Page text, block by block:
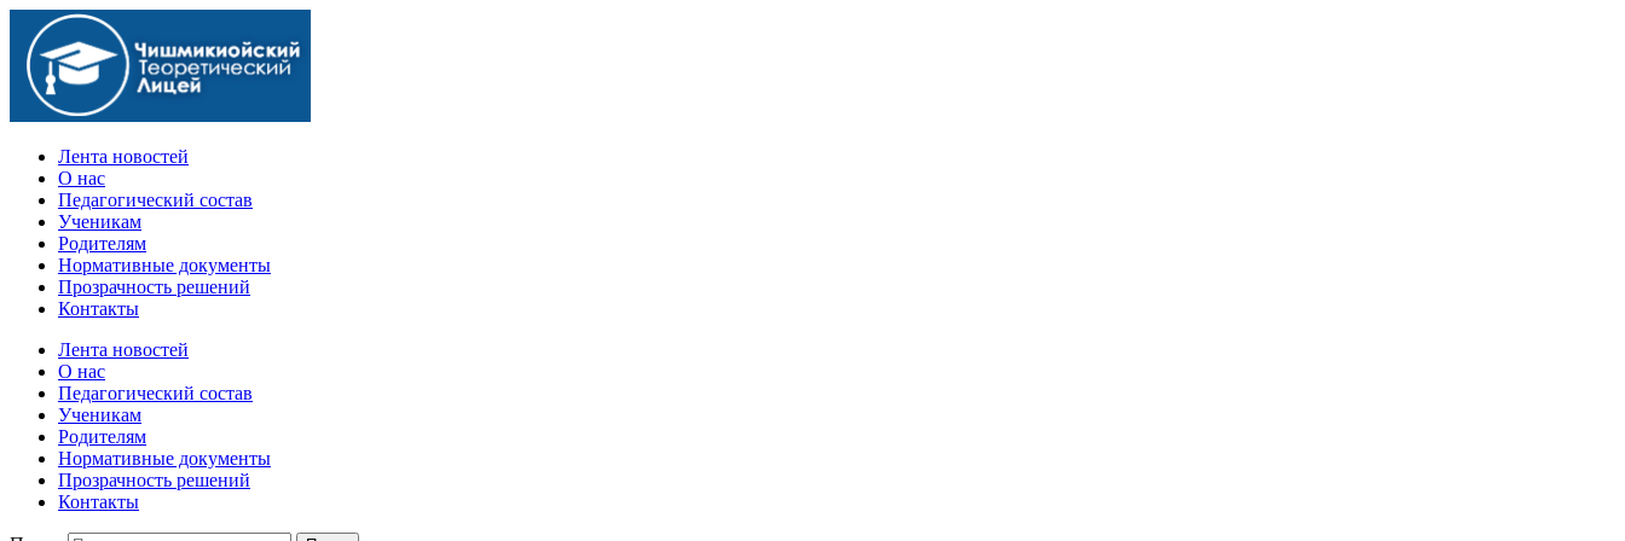
Официальный сайт учебного заведения
Лента новостей
О нас
Педагогический состав
Ученикам
Родителям
Нормативные документы
Прозрачность решений
Контакты
Лента новостей
О нас
Педагогический состав
Ученикам
Родителям
Нормативные документы
Прозрачность решений
Контакты